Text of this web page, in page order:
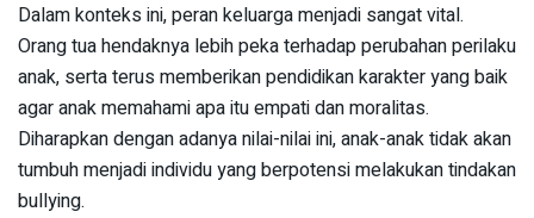
Dalam konteks ini, peran keluarga menjadi sangat vital.
Orang tua hendaknya lebih peka terhadap perubahan perilaku
anak, serta terus memberikan pendidikan karakter yang baik
agar anak memahami apa itu empati dan moralitas.
Diharapkan dengan adanya nilai-nilai ini, anak-anak tidak akan
tumbuh menjadi individu yang berpotensi melakukan tindakan
bullying.